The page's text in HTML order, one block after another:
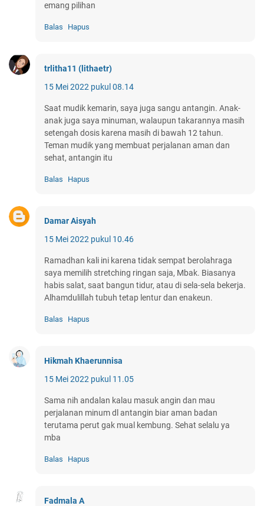
emang pilihan
Balas Hapus
trlitha11 (lithaetr)
15 Mei 2022 pukul 08.14
Saat mudik kemarin, saya juga sangu antangin. Anak-
anak juga saya minuman, walaupun takarannya masih
setengah dosis karena masih di bawah 12 tahun.
Teman mudik yang membuat perjalanan aman dan
sehat, antangin itu
Balas Hapus
Damar Aisyah
15 Mei 2022 pukul 10.46
Ramadhan kali ini karena tidak sempat berolahraga
saya memilih stretching ringan saja, Mbak. Biasanya
habis salat, saat bangun tidur, atau di sela-sela bekerja.
Alhamdulillah tubuh tetap lentur dan enakeun.
Balas Hapus
Hikmah Khaerunnisa
15 Mei 2022 pukul 11.05
Sama nih andalan kalau masuk angin dan mau
perjalanan minum dl antangin biar aman badan
terutama perut gak mual kembung. Sehat selalu ya
mba
Balas Hapus
Fadmala A